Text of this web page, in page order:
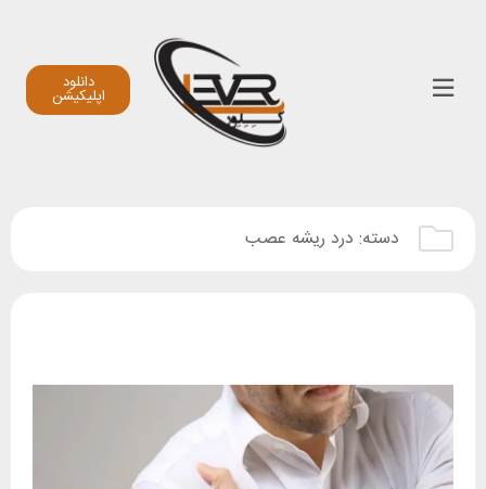
دانلود
اپلیکیشن
دسته: درد ریشه عصب